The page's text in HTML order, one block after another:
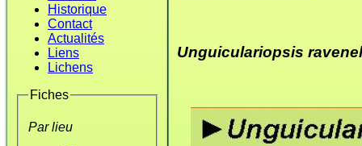
Historique
Contact
Actualités
Liens
Lichens
Fiches
Par lieu
Unguiculariopsis